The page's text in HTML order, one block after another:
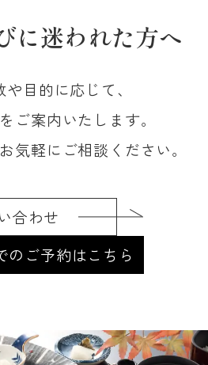
目的に応じて、
ご案内いたします。
気軽にご相談ください。
合わせ
のご予約はこちら
迷われた方へ
に